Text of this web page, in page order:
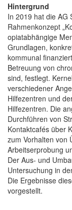
Hintergrund
In 2019 hat die AG
Rahmenkonzept
opiatabhängige
Grundlagen,
kommunal
Betreuung von
sind, festlegt.
verschiedener
Hilfezentren und
Hilfezentren. Die
Durchführen von
Kontaktcafés über
zum Vorhalten von
Arbeitserprobung
Der Aus- und
Untersuchung in
Die Ergebnisse
vorgestellt.